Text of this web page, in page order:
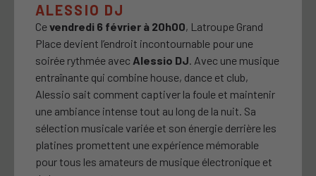
ALESSIO DJ
Cevendredi 6 février à 20h00, Latroupe Grand
Place devient l’endroit incontournable pour une
soirée rythmée avec Alessio DJ . Avec une musique
entraînante qui combine house, dance et club,
Alessio sait comment captiver la foule et maintenir
une ambiance intense tout au long de la nuit. Sa
sélection musicale variée et son énergie derrière les
platines promettent une expérience mémorable
pour tous les amateurs de musique électronique et